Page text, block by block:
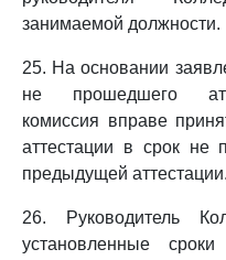
занимаемой должности.
25. На основании
не прошедшего
комиссия вправе
аттестации в срок не
предыдущей аттестации.
26. Руководитель
установленные